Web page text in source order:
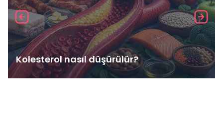
Kolesterol nasıl düşürülür?